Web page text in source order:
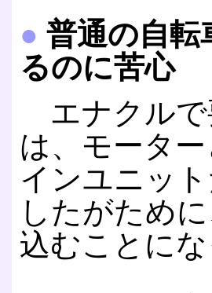
● 普通の自転
るのに苦心
エナクルで
は、モータ
インユニッ
したがため
込むことに